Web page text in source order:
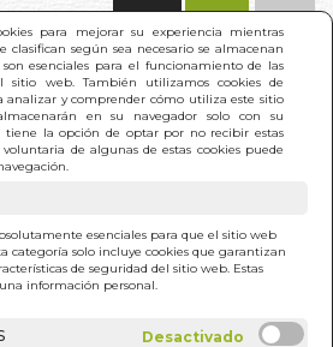
para mejorar su experiencia mientras
clasifican según sea necesario se almacenan
esenciales para el funcionamiento de las
sitio web. También utilizamos cookies de
analizar y comprender cómo utiliza este sitio
en su navegador solo con su
tiene la opción de optar por no recibir estas
de algunas de estas cookies puede
esenciales para que el sitio web
categoría solo incluye cookies que garantizan
de seguridad del sitio web. Estas
información personal.